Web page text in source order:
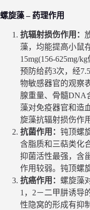
螺旋藻 – 药理作用
抗辐射损伤作用：
藻，均能提高小鼠
15mg(156-625mg/
预防给药3次，经
物敏感器官的观察
腺重量、骨髓DNA
藻对免疫器官和造
旋藻抗辐射损伤作
抗菌作用： 钝顶螺
含脂质和三萜类化
抑菌活性最强，含
作用较弱。钝顶螺
抗癌作用： 螺旋藻
1，2－二甲肼诱导
性隐窝的形成有抑